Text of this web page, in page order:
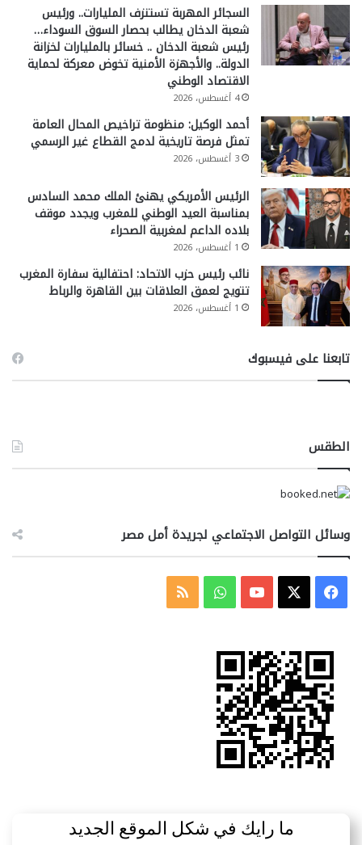
السجائر المهربة تستنزف المليارات.. ورئيس
شعبة الدخان يطالب بحصار السوق السوداء…
رئيس شعبة الدخان .. خسائر بالمليارات لخزانة
الدولة.. والأجهزة الأمنية تخوض معركة لحماية
الاقتصاد الوطني
4 أغسطس، 2026
أحمد الوكيل: منظومة تراخيص المحال العامة
تمثل فرصة تاريخية لدمج القطاع غير الرسمي
3 أغسطس، 2026
الرئيس الأمريكي يهنئ الملك محمد السادس
بمناسبة العيد الوطني للمغرب ويجدد موقف
بلاده الداعم لمغربية الصحراء
1 أغسطس، 2026
نائب رئيس حزب الاتحاد: احتفالية سفارة المغرب
تتويج لعمق العلاقات بين القاهرة والرباط
1 أغسطس، 2026
تابعنا على فيسبوك
الطقس
وسائل التواصل الاجتماعي لجريدة أمل مصر
فيسبوك ‫YouTubeواتسابملخص
ما رايك في شكل الموقع الجديد